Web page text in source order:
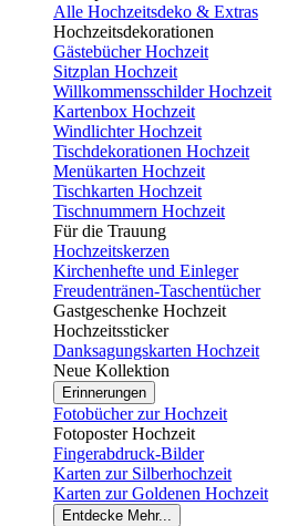
Alle Hochzeitsdeko & Extras
Hochzeitsdekorationen
Gästebücher Hochzeit
Sitzplan Hochzeit
Willkommensschilder Hochzeit
Kartenbox Hochzeit
Windlichter Hochzeit
Tischdekorationen Hochzeit
Menükarten Hochzeit
Tischkarten Hochzeit
Tischnummern Hochzeit
Für die Trauung
Hochzeitskerzen
Kirchenhefte und Einleger
Freudentränen-Taschentücher
Gastgeschenke Hochzeit
Hochzeitssticker
Danksagungskarten Hochzeit
Neue Kollektion
Erinnerungen
Fotobücher zur Hochzeit
Fotoposter Hochzeit
Fingerabdruck-Bilder
Karten zur Silberhochzeit
Karten zur Goldenen Hochzeit
Entdecke Mehr...